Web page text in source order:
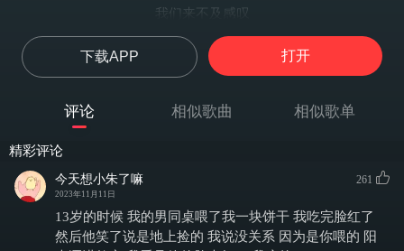
我们来不及感叹
倒不如约见一面
未来的日子总会能上岸
孤独本就是习惯
如果有个人能为你等候
吹着自由的风
余生里做着只有自己的梦
下载APP 打开
评论 相似歌曲 相似歌单
精彩评论
今天想小朱了嘛
2023年11月11日
261
13岁的时候 我的男同桌喂了我一块饼干 我吃完脸红了
然后他笑了说是地上捡的 我说没关系 因为是你喂的 阳